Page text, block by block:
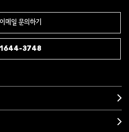
이메일 문의하기
1644-3748